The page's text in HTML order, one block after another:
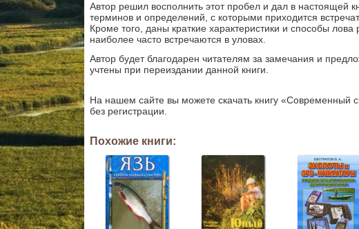
Автор решил восполнить этот пробел и дал в настоящей
терминов и определений, с которыми приходится
Кроме того, даны краткие характеристики и способы
наиболее часто встречаются в уловах.
Автор будет благодарен читателям за замечания и
учтены при переиздании данной книги.
На нашем сайте вы можете скачать книгу «Современный
без регистрации.
Похожие книги: